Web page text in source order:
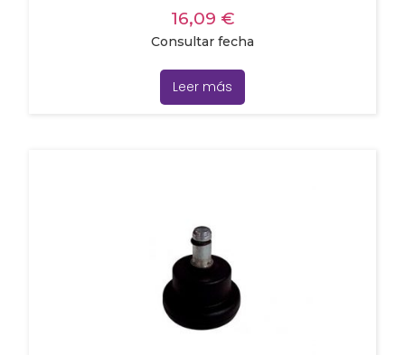
16,09 €
Consultar fecha
Leer más